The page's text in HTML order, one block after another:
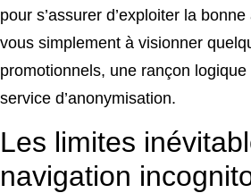
pour s’assurer d’exploiter la
vous simplement à visionner
promotionnels, une rançon
service d’anonymisation.
Les limites
navigation